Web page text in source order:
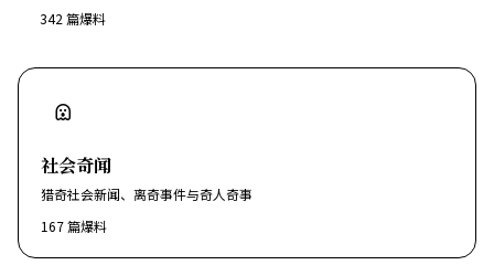
342 篇爆料
社会奇闻
猎奇社会新闻、离奇事件与奇人奇事
167篇爆料